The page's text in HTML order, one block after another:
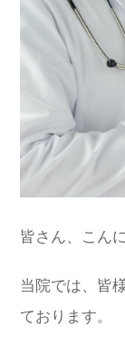
皆さん、こん
当院では、皆
ております。